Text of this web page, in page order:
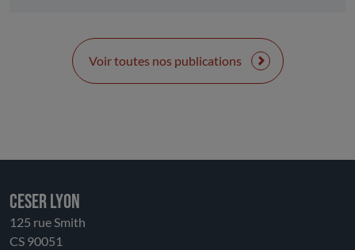
de questions évaluatives, cette contribution propose
également des pistes d’amélioration visant la
troisième phase du dispositif. Il s’agit notamment de
Voir toutes nos publications
CESER LYON
125 rue Smith
CS 90051